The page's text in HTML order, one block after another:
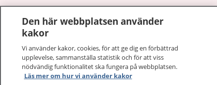
1177 på flera språk
Om 1177
Den här webbplatsen använder
kakor
Vi använder kakor, cookies, för att ge dig en förbättrad
upplevelse, sammanställa statistik och för att viss
nödvändig funktionalitet ska fungera på webbplatsen.
Läs mer om hur vi använder kakor